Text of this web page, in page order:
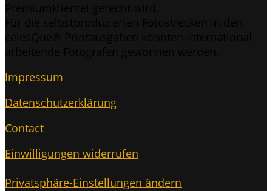
Impres­sum
Daten­schutz­er­klä­rung
Cont­act
Ein­wil­li­gun­gen widerrufen
Pri­vat­sphä­re-Ein­stel­lun­gen ändern